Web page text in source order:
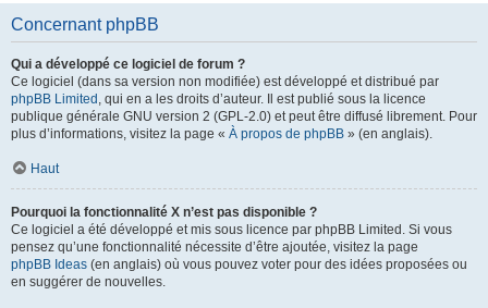
Concernant phpBB
Qui a développé ce logiciel de forum ?
Ce logiciel (dans sa version non modifiée) est développé et distribué par
phpBB Limited , qui en a les droits d’auteur. Il est publié sous la licence
publique générale GNU version 2 (GPL-2.0) et peut être diffusé librement. Pour
plus d’informations, visitez la page « À propos de phpBB » (en anglais).
Haut
Pourquoi la fonctionnalité X n’est pas disponible ?
Ce logiciel a été développé et mis sous licence par phpBB Limited. Si vous
pensez qu’une fonctionnalité nécessite d’être ajoutée, visitez la page
phpBB Ideas (en anglais) où vous pouvez voter pour des idées proposées ou
en suggérer de nouvelles.